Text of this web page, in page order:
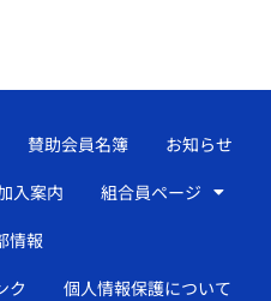
賛助会員名簿
お知らせ
入案内
組合員ページ
情報
ク
個人情報保護について